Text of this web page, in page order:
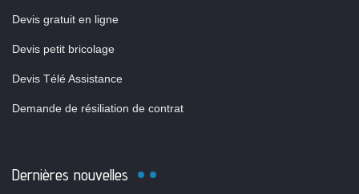
Devis gratuit en ligne
Devis petit bricolage
Devis Télé Assistance
Demande de résiliation de contrat
Dernières nouvelles